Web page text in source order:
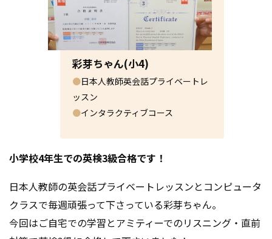
彩芽ちゃん(小4)
●日本人教師英会話プライベートレ
ッスン
●インタラクティブコース
小学校4年生での英検3級合格です！
日本人教師の英会話プライベートレッスンとコンピュータ
クラスで毎週頑張って下さっている彩芽ちゃん。
今回はご自宅での学習とアミティーでのリスニング・直前